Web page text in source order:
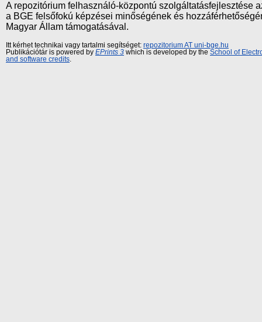
A repozitórium felhasználó-központú szolgáltatásfejlesztése
a BGE felsőfokú képzései minőségének és
Magyar Állam támogatásával.
Itt kérhet technikai vagy tartalmi segítséget: repozitorium AT uni-bge.hu
Publikációtár is powered by EPrints 3 which is developed by the School of
and software credits